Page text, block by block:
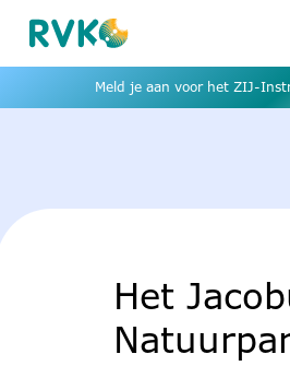
Meld je aan voor het ZIJ-
Het